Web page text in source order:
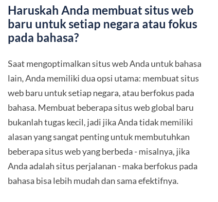
Haruskah Anda membuat situs web
baru untuk setiap negara atau fokus
pada bahasa?
Saat mengoptimalkan situs web Anda untuk bahasa
lain, Anda memiliki dua opsi utama: membuat situs
web baru untuk setiap negara, atau berfokus pada
bahasa. Membuat beberapa situs web global baru
bukanlah tugas kecil, jadi jika Anda tidak memiliki
alasan yang sangat penting untuk membutuhkan
beberapa situs web yang berbeda - misalnya, jika
Anda adalah situs perjalanan - maka berfokus pada
bahasa bisa lebih mudah dan sama efektifnya.